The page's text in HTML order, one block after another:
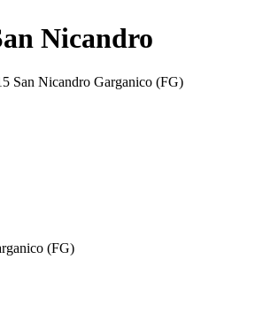
Nicandro
San Nicandro Garganico (FG)
(FG)